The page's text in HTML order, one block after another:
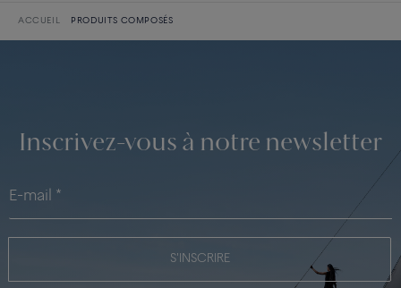
ACCUEIL PRODUITS COMPOSÉS
Inscrivez-vous à notre newsletter
S'INSCRIRE